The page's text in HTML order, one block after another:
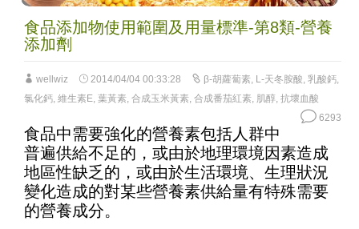
食品添加物使用範圍及用量標準-第8類-營養
添加劑
wellwiz 2014/04/04 00:33:28 β-胡蘿蔔素, L-天冬胺酸, 乳酸鈣,
氯化鈣, 維生素E, 葉黃素, 合成玉米黃素, 合成番茄紅素, 肌醇, 抗壞血酸
6293
食品中需要強化的營養素包括人群中
普遍供給不足的，或由於地理環境因素造成
地區性缺乏的，或由於生活環境、生理狀況
變化造成的對某些營養素供給量有特殊需要
的營養成分。